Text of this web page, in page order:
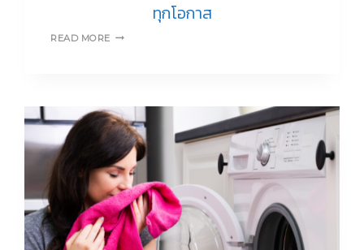
ทุกโอกาส
READ MORE WHITE
ขาว
ใส่
แล้ว
เวิร์ค
ทุก
โอกาส